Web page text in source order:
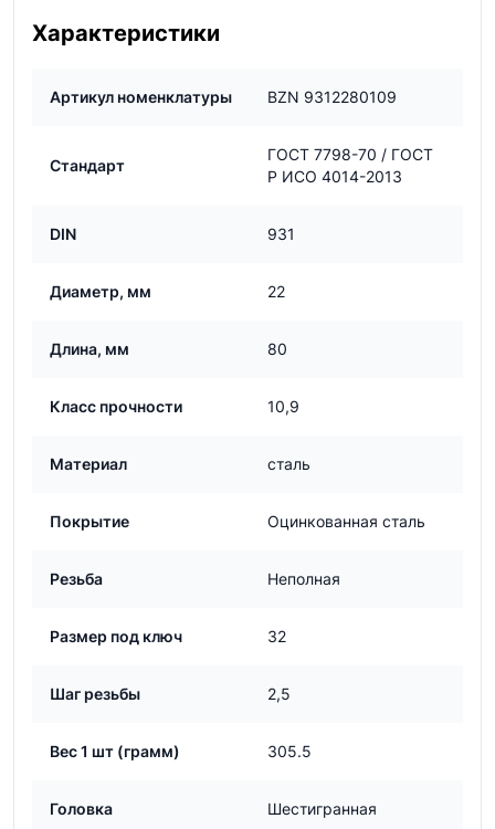
Характеристики
Артикул номенклатуры BZN 9312280109
Стандарт
ГОСТ 7798-70 / ГОСТ
Р ИСО 4014-2013
DIN 931
Диаметр, мм 22
Длина, мм 80
Класс прочности 10,9
Материал сталь
Покрытие Оцинкованная сталь
Резьба Неполная
Размер под ключ 32
Шаг резьбы 2,5
Вес 1 шт (грамм) 305.5
Головка Шестигранная